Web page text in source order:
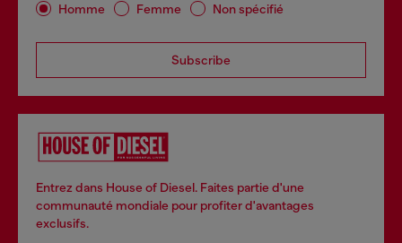
Homme Femme Non spécifié
Subscribe
Entrez dans House of Diesel. Faites partie d'une
communauté mondiale pour profiter d'avantages
exclusifs.